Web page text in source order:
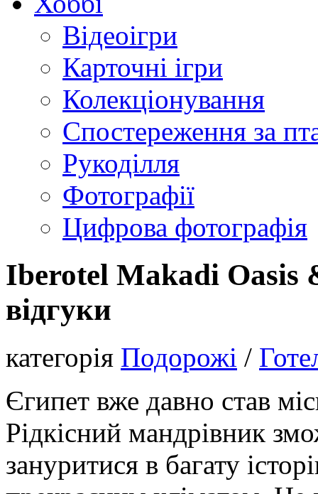
Відеоігри
Карточні ігри
Колекціонування
Спостереження за
Рукоділля
Фотографії
Цифрова фотографія
Iberotel Makadi Oasis
відгуки
категорія Подорожі /
Єгипет вже давно став
Рідкісний мандрівник
зануритися в багату